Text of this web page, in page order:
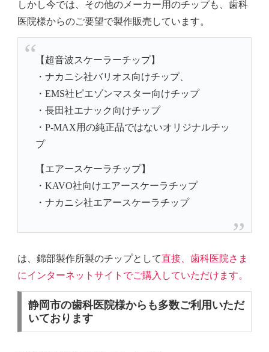
しかし今では、その他のメーカー用のチップも、歯科
医院様からのご要望で製作販売しています。
【超音波スケーラーチップ】
・ナカニシ社バリオス向けチップ、
・EMS社ピエゾンマスター向けチップ
・長田社エナック向けチップ
・P-MAX用の純正品ではないオリジナルチッ
プ
【エアースケーラチップ】
・KAVO社向けエアースケーラチップ
・ナカニシ社エアースケーラチップ
は、 錦部製作所製のチップとして直接、歯科医院さま
にインターネットサイトでご購入していただけます。
静岡市の歯科医院様からも多数ご利用いただ
いております